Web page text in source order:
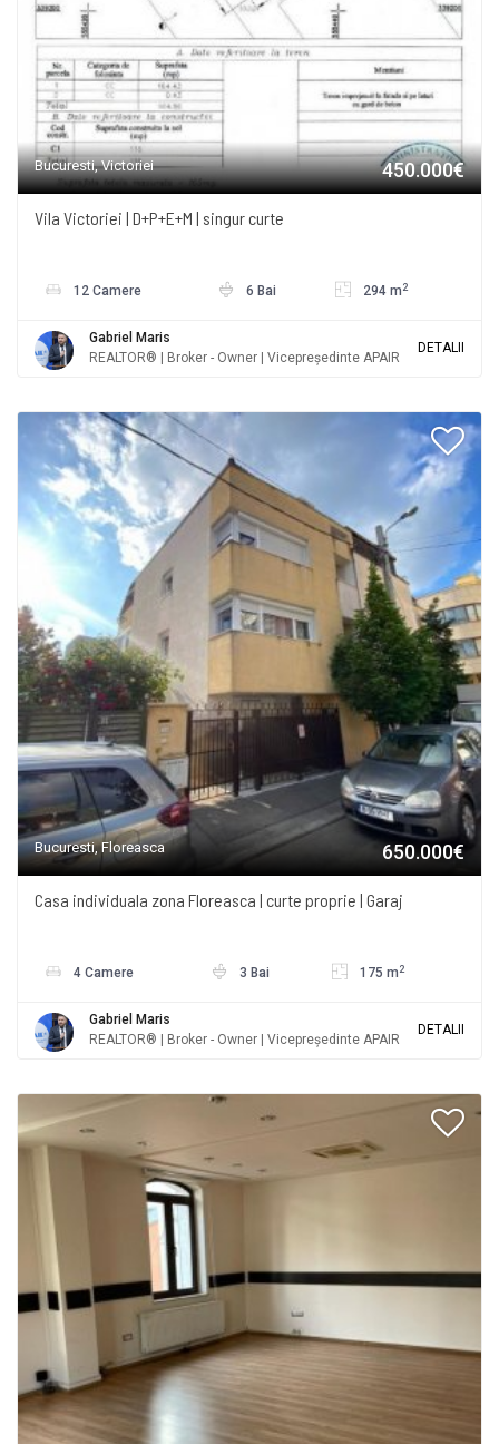
Bucuresti, Victoriei 450.000€
Vila Victoriei | D+P+E+M | singur curte
12 Camere 6 Bai 294 m 2
Gabriel Maris
REALTOR® | Broker - Owner | Vicepreședinte APAIR
DETALII
Bucuresti, Floreasca 650.000€
Casa individuala zona Floreasca | curte proprie | Garaj
4 Camere 3 Bai 175 m 2
Gabriel Maris
REALTOR® | Broker - Owner | Vicepreședinte APAIR
DETALII